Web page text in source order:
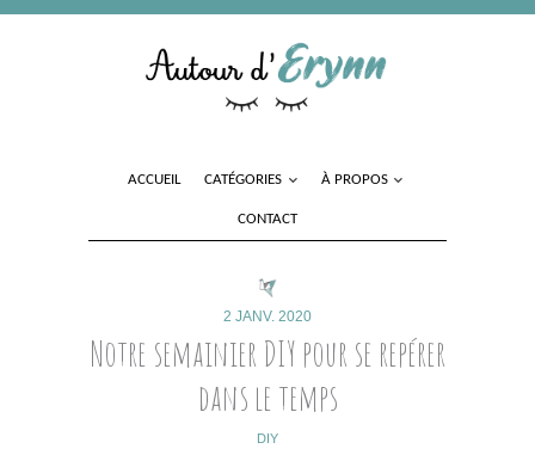
CATÉGORIES
2 JANV. 2020
Notre semainier DIY pour se repérer
dans le temps
DIY